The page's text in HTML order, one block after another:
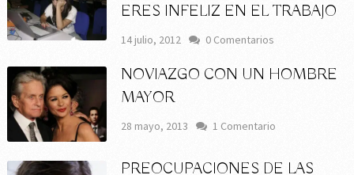
ERES INFELIZ EN EL TRABAJO
14 julio, 2012 0 Comentarios
NOVIAZGO CON UN HOMBRE
MAYOR
28 mayo, 2013 1 Comentario
PREOCUPACIONES DE LAS